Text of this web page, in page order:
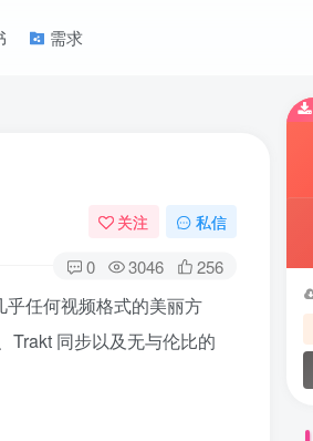
需求
关注 私信
0 3046 256
任何视频格式的美丽方
Trakt 同步以及无与伦比的